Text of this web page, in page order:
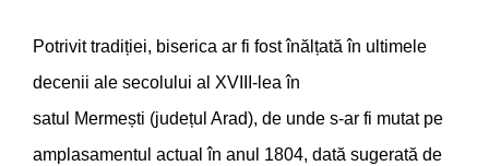
Potrivit tradiției, biserica ar fi fost înălțată în ultimele
decenii ale secolului al XVIII-lea în
satul Mermești (județul Arad), de unde s-ar fi mutat pe
amplasamentul actual în anul 1804, dată sugerată de